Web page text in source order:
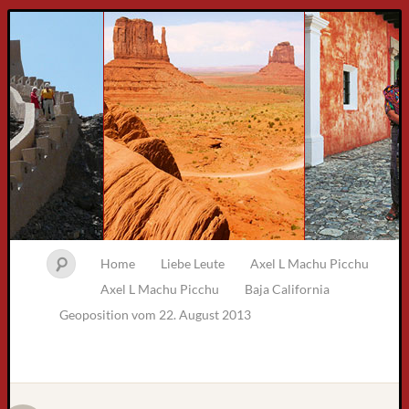
Home Liebe Leute
Axel L Machu Picchu
Axel L Machu Picchu
Baja California
Geoposition vom 22. August 2013